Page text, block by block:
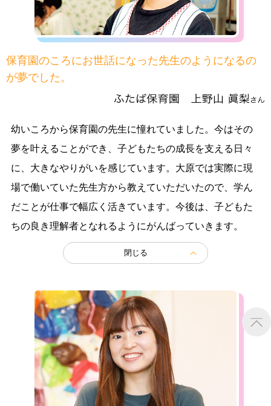
保育園のころにお世話になった先生のようになるの
が夢でした。
幼いころから保育園の先生に憧れていました。今はその
夢を叶えることができ、子どもたちの成長を支える日々
に、大きなやりがいを感じています。大原では実際に現
場で働いていた先生方から教えていただいたので、学ん
だことが仕事で幅広く活きています。今後は、子どもた
ちの良き理解者となれるようにがんばっていきます。
閉じる